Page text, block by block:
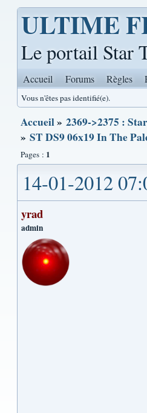
ULTIME
Le portail Star
Accueil Forums Règles
Vous n'êtes pas identifié(e).
Accueil» 2369->2375 :
» ST DS9 06x19 In The
Pages : 1
14-01-2012
yrad
admin